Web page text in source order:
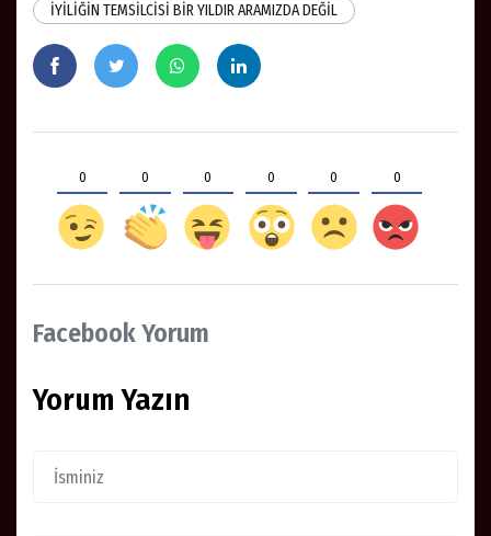
İYİLİĞİN TEMSİLCİSİ BİR YILDIR ARAMIZDA DEĞİL
0 0 0 0 0 0
Facebook Yorum
Yorum Yazın